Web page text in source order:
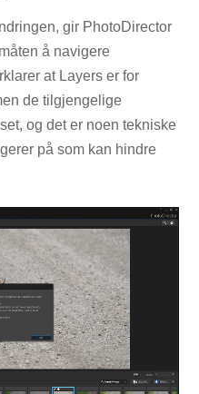
gir PhotoDirector
å navigere
at Layers er for
de tilgjengelige
og det er noen tekniske
på som kan hindre